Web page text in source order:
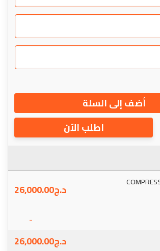
أضف إلى السلة
اطلب الآن
د.ج26,000.00
-
د.ج26,000.00